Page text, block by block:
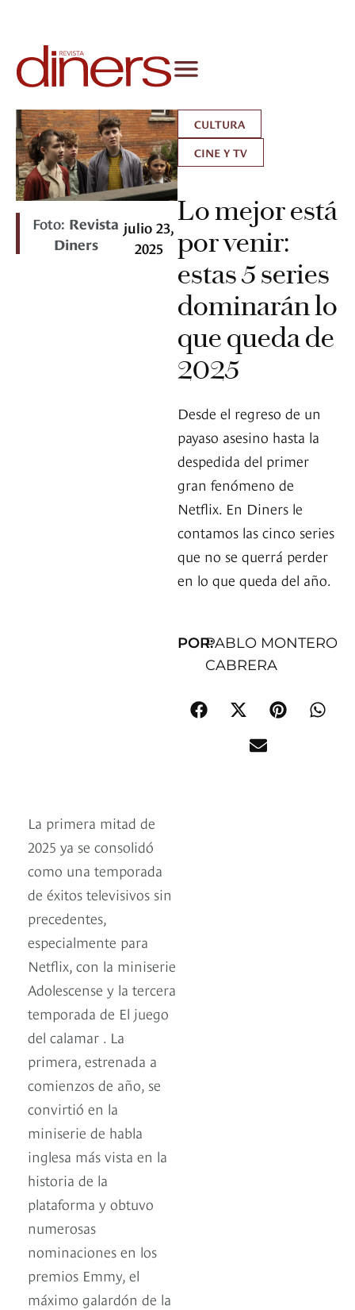
Foto: Revista
Diners
julio 23,
2025
CULTURA
CINE Y TV
Lo mejor está
por venir:
estas 5 series
dominarán lo
que queda de
2025
Desde el regreso de un
payaso asesino hasta la
despedida del primer
gran fenómeno de
Netflix. En Diners le
contamos las cinco series
que no se querrá perder
en lo que queda del año.
POR:PABLO MONTERO
CABRERA
La primera mitad de
2025 ya se consolidó
como una temporada
de éxitos televisivos sin
precedentes,
especialmente para
Netflix, con la miniserie
Adolescense y la tercera
temporada de El juego
del calamar . La
primera, estrenada a
comienzos de año, se
convirtió en la
miniserie de habla
inglesa más vista en la
historia de la
plataforma y obtuvo
numerosas
nominaciones en los
premios Emmy, el
máximo galardón de la